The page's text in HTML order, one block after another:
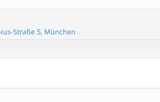
Straße 5, München